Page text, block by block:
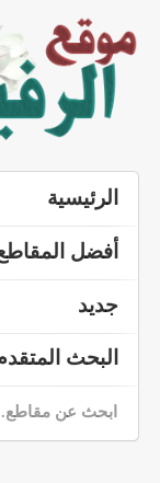
الرئيسية
أفضل
جديد
البحث